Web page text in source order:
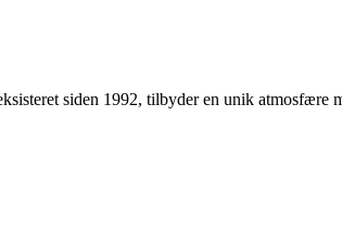
siden 1992, tilbyder en unik atmosfære